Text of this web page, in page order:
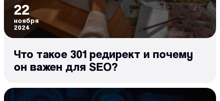
22
ноября
2024
Что такое 301 редирект и почему
он важен для SEO?